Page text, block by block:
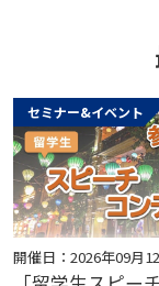
セミナー&イベント
開催日：2026年09月